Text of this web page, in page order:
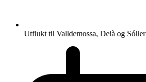
Utflukt til Valldemossa, Deià og Sóller